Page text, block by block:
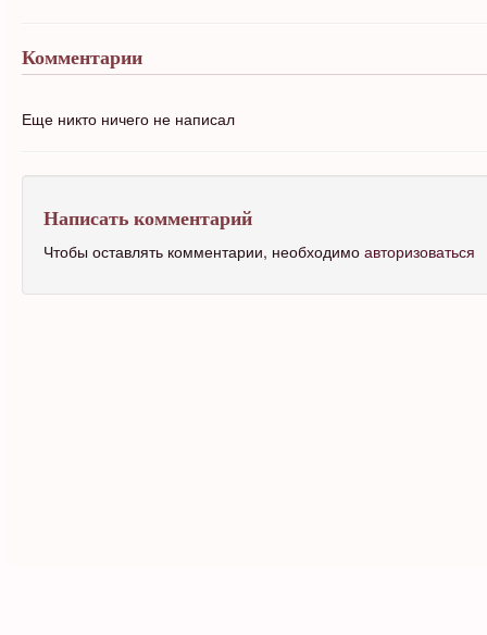
Комментарии
Еще никто ничего не написал
Написать комментарий
Чтобы оставлять комментарии, необходимо авторизоваться